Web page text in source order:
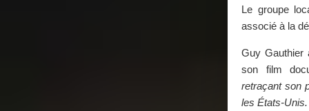
Le groupe
associé à la
Guy Gauthier
son film
retraçant son
les États-Unis.